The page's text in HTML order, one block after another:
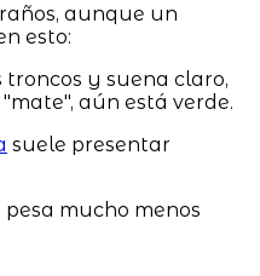
aunque un
esto:
troncos y suena claro,
aún está verde.
suele presentar
pesa mucho menos